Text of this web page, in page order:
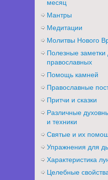
месяц
Мантры
Медитации
Молитвы Нового
Полезные заметки
православных
Помощь камней
Православные
Притчи и сказки
Различные
и техники
Святые и их
Упражнения для
Характеристика
Целебные